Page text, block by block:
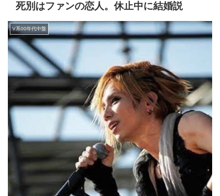
死別はファンの恋人。休止中に結婚説
V系00年代中盤